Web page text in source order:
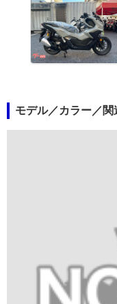
モデル／カラー／関